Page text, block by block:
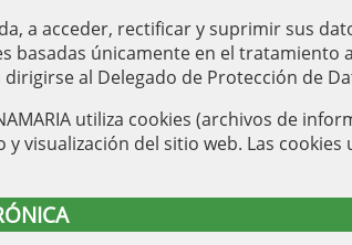
a acceder, rectificar y suprimir sus
basadas únicamente en el
al Delegado de Protección de
utiliza cookies (archivos de
visualización del sitio web. Las